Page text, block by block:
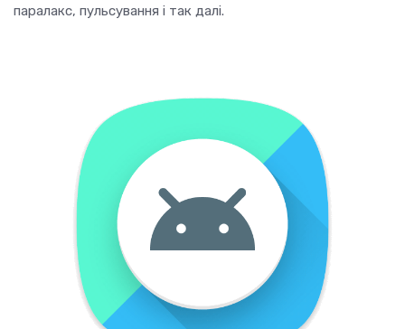
паралакс, пульсування і так далі.